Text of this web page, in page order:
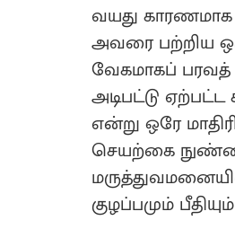
வயது காரணமாக
அவரை பற்றிய
வேகமாகப்
அடிபட்டு
என்று ஒரே
செயற்கை
குழப்பமும்